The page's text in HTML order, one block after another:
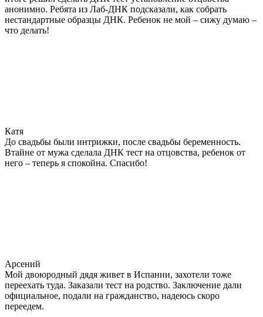
анонимно. Ребята из Лаб-ДНК подсказали, как собрать
нестандартные образцы ДНК. Ребенок не мой – сижу думаю –
что делать!
Катя
До свадьбы были интрижки, после свадьбы беременность.
Втайне от мужа сделала ДНК тест на отцовства, ребенок от
него – теперь я спокойна. Спасибо!
Арсений
Мой двоюродный дядя живет в Испании, захотели тоже
переехать туда. Заказали тест на родство. Заключение дали
официальное, подали на гражданство, надеюсь скоро
переедем.